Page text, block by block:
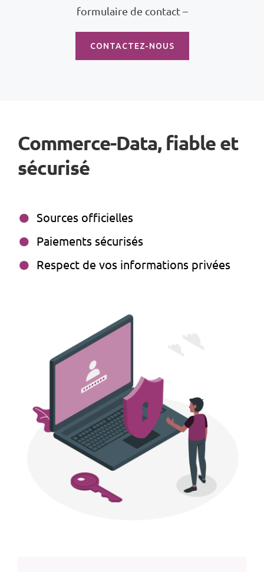
formulaire de contact –
CONTACTEZ-NOUS
Commerce-Data, fiable et
sécurisé
Sources officielles
Paiements sécurisés
Respect de vos informations privées